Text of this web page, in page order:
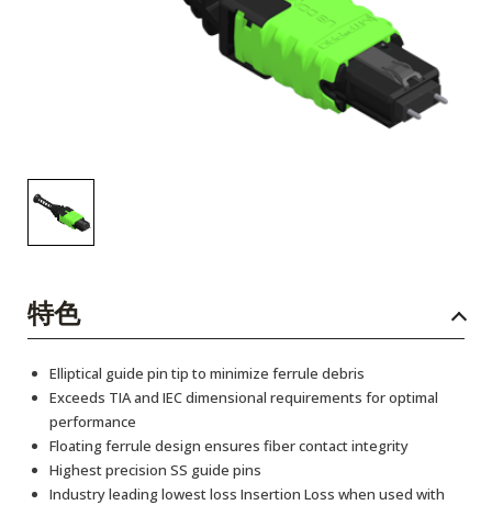
特色
Elliptical guide pin tip to minimize ferrule debris
Exceeds TIA and IEC dimensional requirements for optimal
performance
Floating ferrule design ensures fiber contact integrity
Highest precision SS guide pins
Industry leading lowest loss Insertion Loss when used with